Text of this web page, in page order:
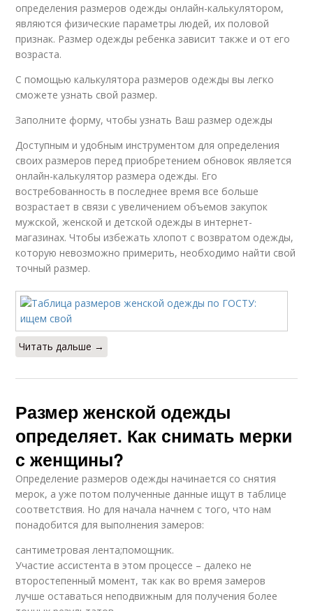
Одежды по меркам
Одежды для
определения размеров одежды онлайн-калькулятором,
являются физические параметры людей, их половой
признак. Размер одежды ребенка зависит также и от его
возраста.
С помощью калькулятора размеров одежды вы легко
сможете узнать свой размер.
Заполните форму, чтобы узнать Ваш размер одежды
Доступным и удобным инструментом для определения
своих размеров перед приобретением обновок является
онлайн-калькулятор размера одежды. Его
востребованность в последнее время все больше
возрастает в связи с увеличением объемов закупок
мужской, женской и детской одежды в интернет-
магазинах. Чтобы избежать хлопот с возвратом одежды,
которую невозможно примерить, необходимо найти свой
точный размер.
Читать дальше →
Размер женской одежды
определяет. Как снимать мерки
с женщины?
Определение размеров одежды начинается со снятия
мерок, а уже потом полученные данные ищут в таблице
соответствия. Но для начала начнем с того, что нам
понадобится для выполнения замеров:
сантиметровая лента;помощник.
Участие ассистента в этом процессе – далеко не
второстепенный момент, так как во время замеров
лучше оставаться неподвижным для получения более